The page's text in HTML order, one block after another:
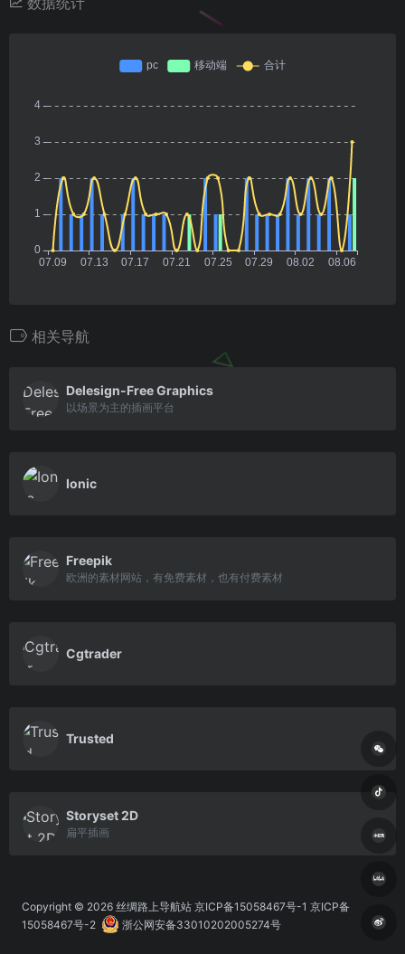
相关导航
Delesign-Free Graphics
以场景为主的插画平台
Ionic
Freepik
欧洲的素材网站，有免费素材，也有付费素材
Cgtrader
Trusted
Storyset 2D
扁平插画
Copyright © 2026 丝绸路上导航站 京ICP备15058467号-1 京ICP备
15058467号-2
浙公网安备33010202005274号